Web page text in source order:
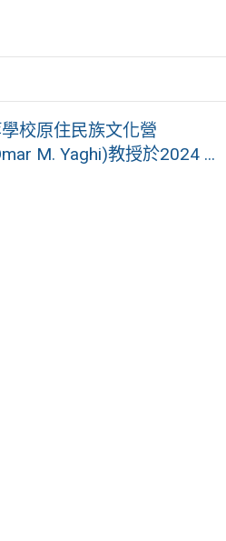
校原住民族文化營
M. Yaghi)教授於2024 ...